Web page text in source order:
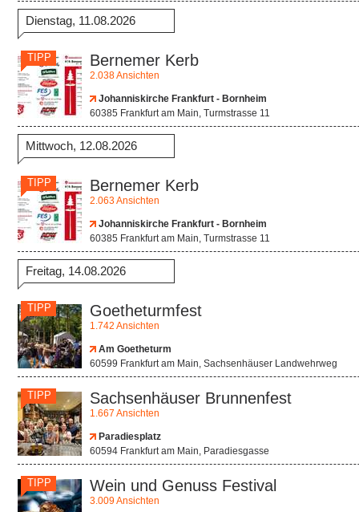
Dienstag, 11.08.2026
TIPP Bernemer Kerb
2.038 Ansichten
Johanniskirche Frankfurt - Bornheim
60385 Frankfurt am Main, Turmstrasse 11
Mittwoch, 12.08.2026
TIPP Bernemer Kerb
2.063 Ansichten
Johanniskirche Frankfurt - Bornheim
60385 Frankfurt am Main, Turmstrasse 11
Freitag, 14.08.2026
TIPP Goetheturmfest
1.742 Ansichten
Am Goetheturm
60599 Frankfurt am Main, Sachsenhäuser Landwehrweg
TIPP Sachsenhäuser Brunnenfest
1.667 Ansichten
Paradiesplatz
60594 Frankfurt am Main, Paradiesgasse
TIPP Wein und Genuss Festival
3.009 Ansichten